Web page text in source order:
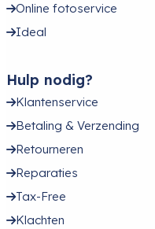
Online fotoservice
Ideal
Hulp nodig?
Klantenservice
Betaling & Verzending
Retourneren
Reparaties
Tax-Free
Klachten